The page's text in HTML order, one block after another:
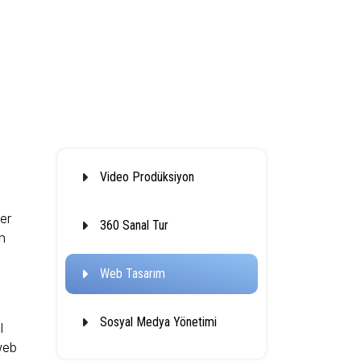
Video Prodüksiyon
360 Sanal Tur
Web Tasarım
Sosyal Medya Yönetimi